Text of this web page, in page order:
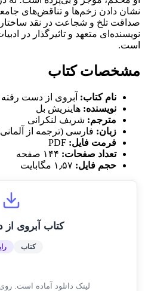
نشان دادن زخم‌ها و تناقض‌های
صداقت تلخ و شجاعت در نقد
نویسنده‌ای متعهد و تاثیرگذار در
است.
مشخصات کتاب
نام کتاب: آبروی از دست رفته
نویسنده: هاینریش بل
مترجم: شریف لنکرانی
زبان: فارسی (ترجمه از
فرمت فایل:
تعداد صفحات:
حجم فایل:
کتاب آبروی
کتاب
لینک دانلود آماده است.